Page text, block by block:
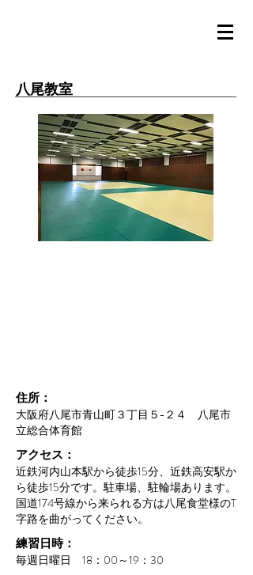
​八尾教室
住所：
大阪府八尾市青山町３丁目５−２４ 八尾市
立総合体育館
アクセス：
​近鉄河内山本駅から徒歩15分、近鉄高安駅か
ら徒歩15分です。駐車場、駐輪場あります。
国道174号線から来られる方は八尾食堂様のT
字路を曲がってください。
練習日時：
​毎週日曜日 18：00～19：30